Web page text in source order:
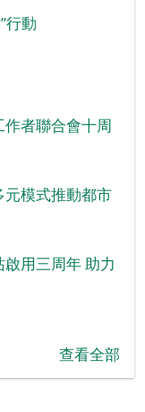
行動
者聯合會十周
模式推動都市
用三周年 助力
查看全部